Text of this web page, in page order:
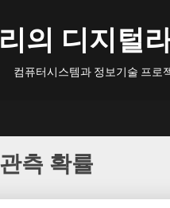
의 디지털
컴퓨터시스템과 정보기술 프로
관측 확률